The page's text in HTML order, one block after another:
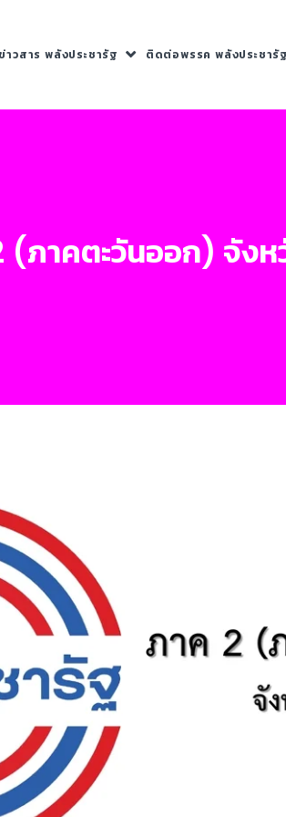
ข่าวสาร พลังประชารัฐ ติดต่อพรรค พลังประชารั
(ภาคตะวันออก) จัง